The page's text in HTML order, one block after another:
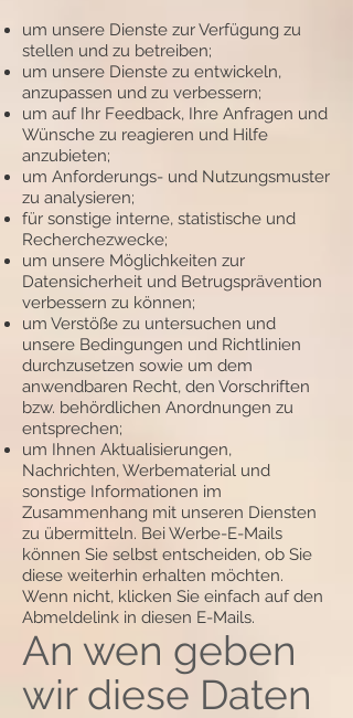
um unsere Dienste zur Verfügung zu
stellen und zu betreiben;
um unsere Dienste zu entwickeln,
anzupassen und zu verbessern;
um auf Ihr Feedback, Ihre Anfragen und
Wünsche zu reagieren und Hilfe
anzubieten;
um Anforderungs- und Nutzungsmuster
zu analysieren;
für sonstige interne, statistische und
Recherchezwecke;
um unsere Möglichkeiten zur
Datensicherheit und Betrugsprävention
verbessern zu können;
um Verstöße zu untersuchen und
unsere Bedingungen und Richtlinien
durchzusetzen sowie um dem
anwendbaren Recht, den Vorschriften
bzw. behördlichen Anordnungen zu
entsprechen;
um Ihnen Aktualisierungen,
Nachrichten, Werbematerial und
sonstige Informationen im
Zusammenhang mit unseren Diensten
zu übermitteln. Bei Werbe-E-Mails
können Sie selbst entscheiden, ob Sie
diese weiterhin erhalten möchten.
Wenn nicht, klicken Sie einfach auf den
Abmeldelink in diesen E-Mails.
An wen geben
wir diese Daten